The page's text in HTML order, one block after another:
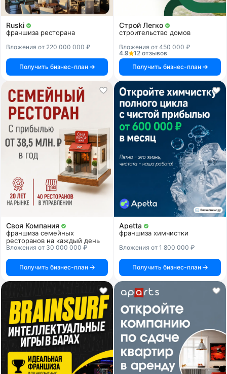
Ruski
франшиза ресторана
Вложения от 220 000 000 ₽
Получить бизнес-план
Строй Легко
строительство домов
Вложения от 450 000 ₽
4.9
12 отзывов
Получить бизнес-план
Своя Компания
франшиза семейных
ресторанов на каждый день
Вложения от 30 000 000 ₽
Получить бизнес-план
Apetta
франшиза химчистки
Вложения от 1 800 000 ₽
Получить бизнес-план